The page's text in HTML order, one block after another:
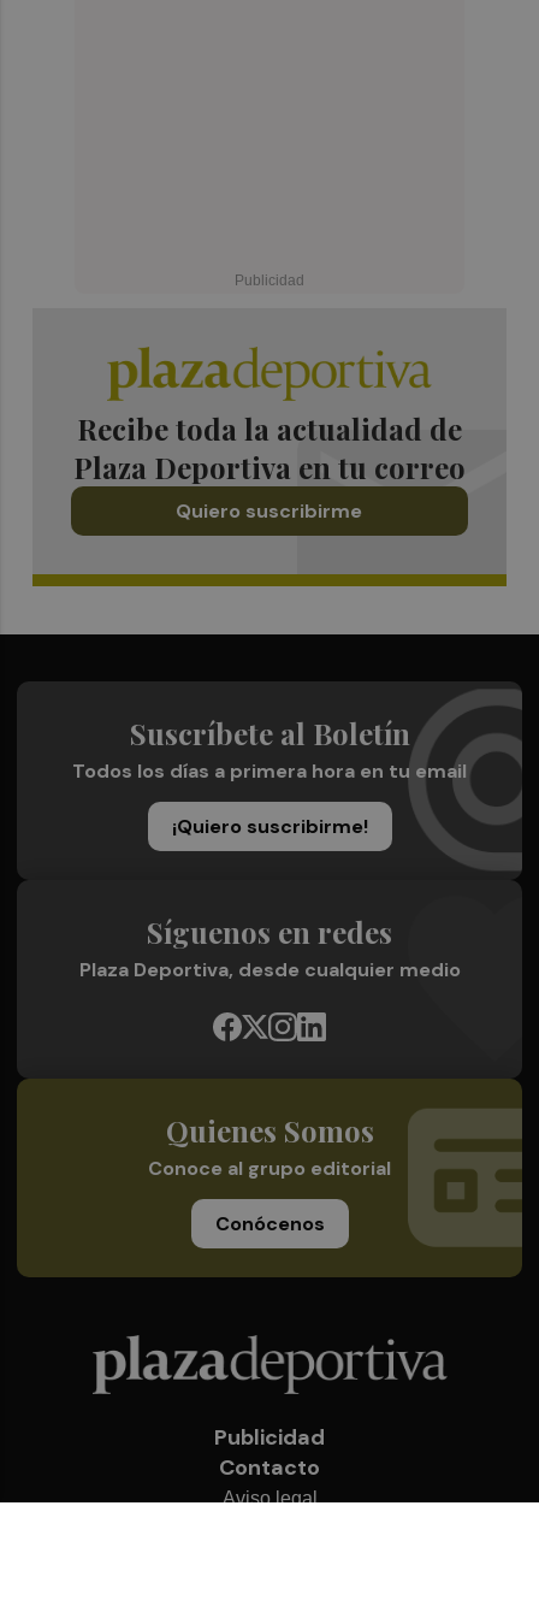
Recibe toda la actualidad de
Plaza Deportiva en tu correo
Quiero suscribirme
Suscríbete al Boletín
Todos los días a primera hora en tu email
¡Quiero suscribirme!
Síguenos en redes
Plaza Deportiva, desde cualquier medio
Quienes Somos
Conoce al grupo editorial
Conócenos
Publicidad
Contacto
Aviso legal